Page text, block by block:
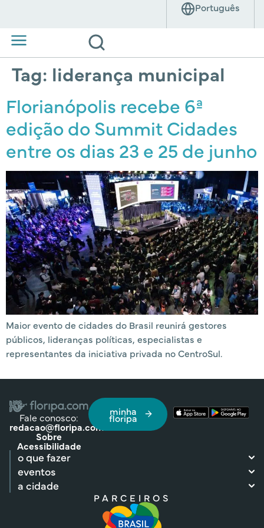
Tag: liderança municipal
Florianópolis recebe 6ª
edição do Summit Cidades
entre os dias 23 e 25 de junho
Maior evento de cidades do Brasil reunirá gestores
públicos, lideranças políticas, especialistas e
representantes da iniciativa privada no CentroSul.
Fale conosco:
redacao@floripa.com
Sobre
Acessibilidade
minha
floripa
o que fazer
eventos
a cidade
PARCEIROS